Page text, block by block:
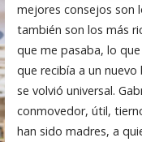
mejores consejos son
también son los más
que me pasaba, lo
que recibía a un
se volvió universal.
conmovedor, útil,
han sido madres, a